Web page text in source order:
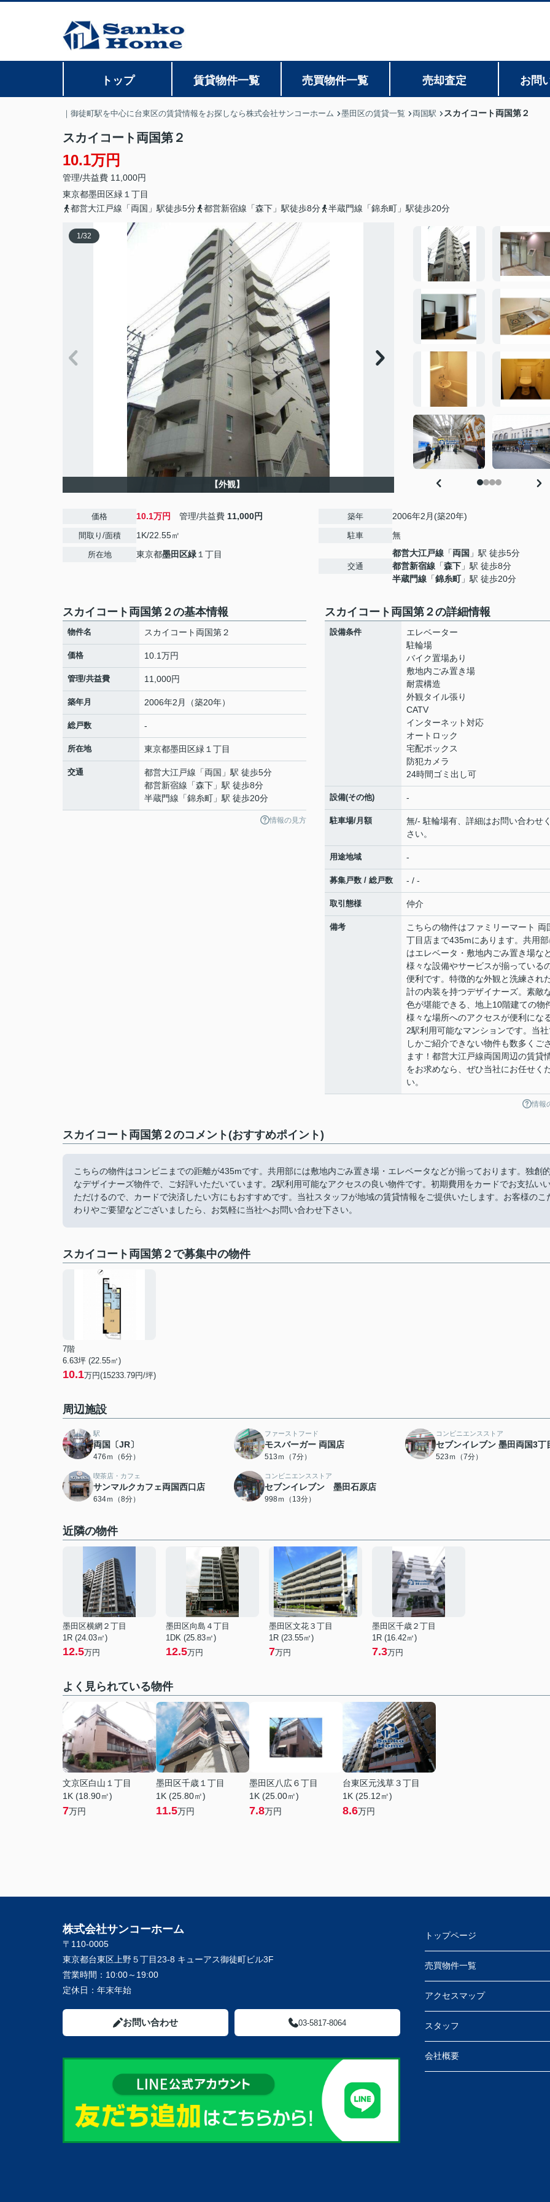
トップ 賃貸物件一覧 売買物件一覧 売却査定 お問
｜御徒町駅を中心に台東区の賃貸情報をお探しなら株式会社サンコーホーム 墨田区の賃貸一覧 両国駅 スカイコート両国第２
スカイコート両国第２
10.1万円
管理/共益費 11,000円
東京都墨田区緑 １丁目
都営大江戸線「両国」駅徒歩5分
都営新宿線「森下」駅徒歩8分 半蔵門線「錦糸町」駅徒歩20分
1/32
【外観】
価格 10.1万円 管理/共益費 11,000円
間取り/面積 1K/22.55㎡
所在地 東京都墨田区緑 １丁目
築年 2006年2月(築20年)
駐車 無
交通
都営大江戸線 「両国 」駅 徒歩5分
都営新宿線 「森下 」駅 徒歩8分
半蔵門線 「錦糸町」駅 徒歩20分
スカイコート両国第２の基本情報
物件名 スカイコート両国第２
価格 10.1万円
管理/共益費 11,000円
築年月 2006年2月（築20年）
総戸数 -
所在地 東京都墨田区緑 １丁目
交通 都営大江戸線 「両国 」駅 徒歩5分
都営新宿線 「森下 」駅 徒歩8分
半蔵門線 「錦糸町 」駅 徒歩20分
情報の見方
スカイコート両国第２の詳細情報
設備条件
エレベーター
駐輪場
バイク置場あり
敷地内ごみ置き場
耐震構造
外観タイル張り
CATV
インターネット対応
オートロック
宅配ボックス
防犯カメラ
24時間ゴミ出し可
設備(その他) -
駐車場/月額
無/- 駐輪場有、詳細はお問い合わせ
さい。
用途地域 -
募集戸数 / 総戸数 - / -
取引態様 仲介
備考
こちらの物件はファミリーマート 両
丁目店まで435mにあります。共用
はエレベータ・敷地内ごみ置き場な
様々な設備やサービスが揃っている
便利です。特徴的な外観と洗練され
計の内装を持つデザイナーズ。素敵
色が堪能できる、地上10階建ての物
様々な場所へのアクセスが便利にな
2駅利用可能なマンションです。当
しかご紹介できない物件も数多くご
ます！都営大江戸線両国周辺の賃貸
をお求めなら、ぜひ当社にお任せく
い。
情報
スカイコート両国第２のコメント(おすすめポイント)
こちらの物件はコンビニまでの距離が435mです。共用部には敷地内ごみ置き場・エレベータなどが揃っております。独創
なデザイナーズ物件で、ご好評いただいています。2駅利用可能なアクセスの良い物件です。初期費用をカードでお支払い
ただけるので、カードで決済したい方にもおすすめです。当社スタッフが地域の賃貸情報をご提供いたします。お客様のこ
わりやご要望などございましたら、お気軽に当社へお問い合わせ下さい。
スカイコート両国第２で募集中の物件
7階
6.63坪 (22.55㎡)
10.1万円(15233.79円/坪)
周辺施設
駅
両国〔JR〕
476ｍ（6分）
ファーストフード
モスバーガー 両国店
513ｍ（7分）
コンビニエンスストア
セブンイレブン 墨田両国3丁
523ｍ（7分）
喫茶店・カフェ
サンマルクカフェ両国西口店
634ｍ（8分）
コンビニエンスストア
セブンイレブン 墨田石原店
998ｍ（13分）
近隣の物件
墨田区横網２丁目
1R (24.03㎡)
12.5万円
墨田区向島４丁目
1DK (25.83㎡)
12.5万円
墨田区文花３丁目
1R (23.55㎡)
7万円
墨田区千歳２丁目
1R (16.42㎡)
7.3万円
よく見られている物件
文京区白山１丁目
1K (18.90㎡)
7万円
墨田区千歳１丁目
1K (25.80㎡)
11.5万円
墨田区八広６丁目
1K (25.00㎡)
7.8万円
台東区元浅草３丁目
1K (25.12㎡)
8.6万円
株式会社サンコーホーム
〒110-0005
東京都台東区上野５丁目23-8 キューアス御徒町ビル3F
営業時間： 10:00～19:00
定休日： 年末年始
お問い合わせ 03-5817-8064
トップページ
売買物件一覧
アクセスマップ
スタッフ
会社概要